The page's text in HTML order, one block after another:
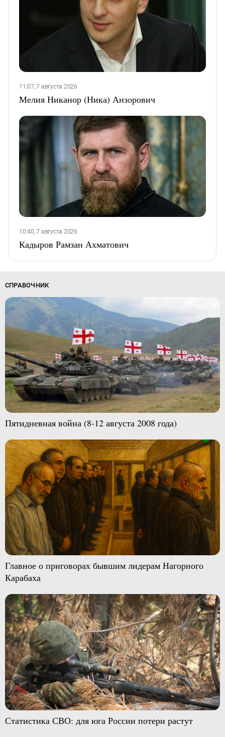
11:07, 7 августа 2026
Мелия Никанор (Ника) Анзорович
10:40, 7 августа 2026
Кадыров Рамзан Ахматович
СПРАВОЧНИК
Пятидневная война (8-12 августа 2008 года)
Главное о приговорах бывшим лидерам Нагорного
Карабаха
Статистика СВО: для юга России потери растут